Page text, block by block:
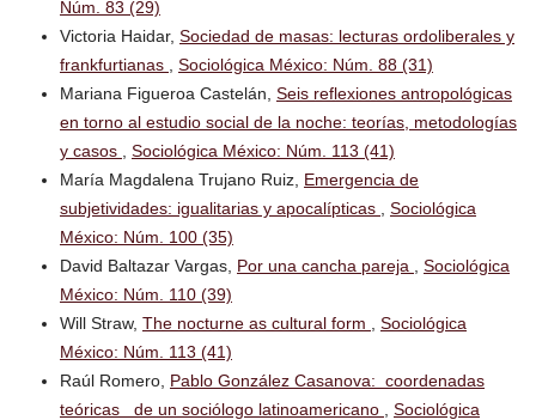
Núm. 83 (29)
Victoria Haidar, Sociedad de masas: lecturas ordoliberales y
frankfurtianas
Sociológica México: Núm. 88 (31)
Mariana Figueroa Castelán, Seis reflexiones antropológicas
en torno al estudio social de la noche: teorías, metodologías
y casos
Sociológica México: Núm. 113 (41)
María Magdalena Trujano Ruiz, Emergencia de
subjetividades: igualitarias y apocalípticas
Sociológica
México: Núm. 100 (35)
David Baltazar Vargas, Por una cancha pareja
Sociológica
México: Núm. 110 (39)
Will Straw, The nocturne as cultural form
Sociológica
México: Núm. 113 (41)
Raúl Romero, Pablo González Casanova: coordenadas
teóricas de un sociólogo latinoamericano
Sociológica